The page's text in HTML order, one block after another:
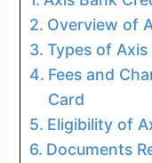
Overview of
Types of
Fees and
Card
Eligibility of
Documents